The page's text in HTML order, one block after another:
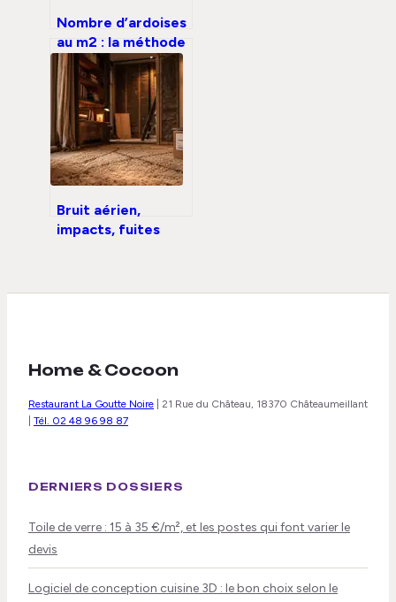
Nombre d’ardoises
au m2 : la méthode
de calcul pour une
toiture étanche
Bruit aérien,
impacts, fuites
Home & Cocoon
Restaurant La Goutte Noire
21 Rue du Château, 18370 Châteaumeillant
Tél. 02 48 96 98 87
DERNIERS DOSSIERS
Toile de verre : 15 à 35 €/m², et les postes qui font varier le
devis
Logiciel de conception cuisine 3D : le bon choix selon le